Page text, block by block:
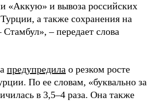
«Аккую» и вывоза российских
а также сохранения на
– передает слова
предупредила о резком росте
По ее словам, «буквально за
в 3,5–4 раза. Она также